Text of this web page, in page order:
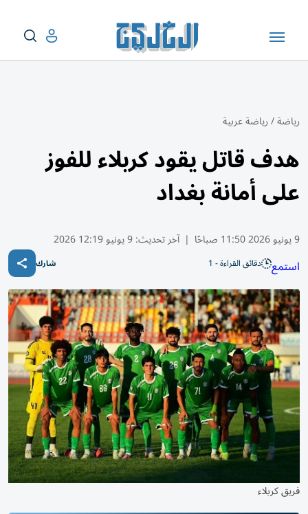
رياضة/رياضة عربية
هدف قاتل يقود كربلاء للفوز
على أمانة بغداد
9 يونيو 2026 11:50 صباحًا | آخر تحديث:9 يونيو 12:19 2026
استمع دقائق القراءة - 1 شارك
فريق كربلاء